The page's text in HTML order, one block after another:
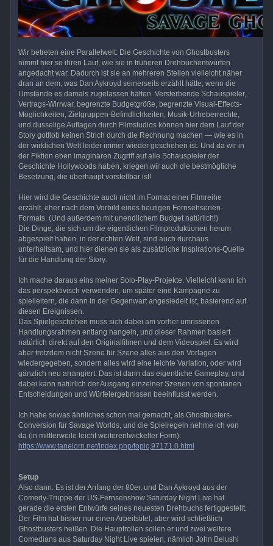
Wir betreten eine Parallelwelt: Die Geschichte von Ghostbusters
nimmt hier so ihren Lauf, wie sie in früheren Drehbuchentwürfen
angedacht war. Dadurch ist sie an mehreren Stellen vielleicht näher
dran an dem, was Dan Aykroyd seinerseits erzählt hätte, wenn die
Umstände es damals zugelassen hätten. Versterbende Schauspieler,
Vertrags-Wirrwar, begrenzte Budgetgröße, begrenzte Visual-Effects-
Möglichkeiten, Zielgruppen-Befindlichkeiten, Musik-Urheberrechte,
und dusselige Auflagen durch Filmstudios können hier dem Lauf der
Story gottlob keinen Strich durch die Rechnung machen — wie es in
der wirklichen Welt leider immer wieder geschehen ist. Und da wir in
der Fiktion eben imaginären Zugriff auf alle Schauspieler der
Geschichte Hollywoods haben, kriegen wir auch die bestmögliche
Besetzung, die überhaupt vorstellbar ist!
Hier wird die Geschichte auch nicht im Format einer Filmreihe
erzählt, eher nach dem Vorbild eines heutigen Fernsehserien-
Formats. (Und außerdem mit unendlichem Budget natürlich!)
Die Dinge, die sich um die eigentlichen Filmproduktionen herum
abgespielt haben, in der echten Welt, sind auch durchaus
unterhaltsam, und hier dienen sie als zusätzliche Inspirations-Quelle
für die Handlung der Story.
Ich mache daraus eins meiner Solo-Play-Projekte. Vielleicht kann ich
das perspektivisch verwenden, um später eine Kampagne zu
spielleitern, die dann in der Gegenwart angesiedelt ist, basierend auf
diesen Ereignissen.
Das Spielgeschehen muss sich dabei am vorher umrissenen
Handlungsrahmen entlang hangeln, und dieser Rahmen basiert
natürlich direkt auf den Originalfilmen und dem Videospiel. Es wird
aber trotzdem nicht Szene für Szene alles aus den Vorlagen
wiedergegeben, sondern alles wird eine leichte Variation, oder wird
gänzlich neu arrangiert. Das ist dann das eigentliche Gameplay, und
dabei kann natürlich der Ausgang einzelner Szenen von spontanen
Entscheidungen und Würfelergebnissen beeinflusst werden.
Ich habe sowas ähnliches schon mal gemacht, als Ghostbusters-
Conversion für Savage Worlds, und die Spielregeln nehme ich von
da (in mittlerweile leicht weiterentwickelter Form):
https://www.tanelorn.net/index.php/topic,97171.0.html
Setup
Also dann: Es ist der Anfang der 80er, und Dan Aykroyd aus der
Comedy-Truppe der US-Fernsehshow Saturday Night Live hat
gerade die ersten Entwürfe seines neuesten Drehbuchs fertiggestellt.
Der Film hat bisher nur einen Arbeitstitel, aber wird schließlich
Ghostbusters heißen. Die Hauptrollen sollen er und zwei weitere
Comedians aus Saturday Night Live spielen, nämlich John Belushi